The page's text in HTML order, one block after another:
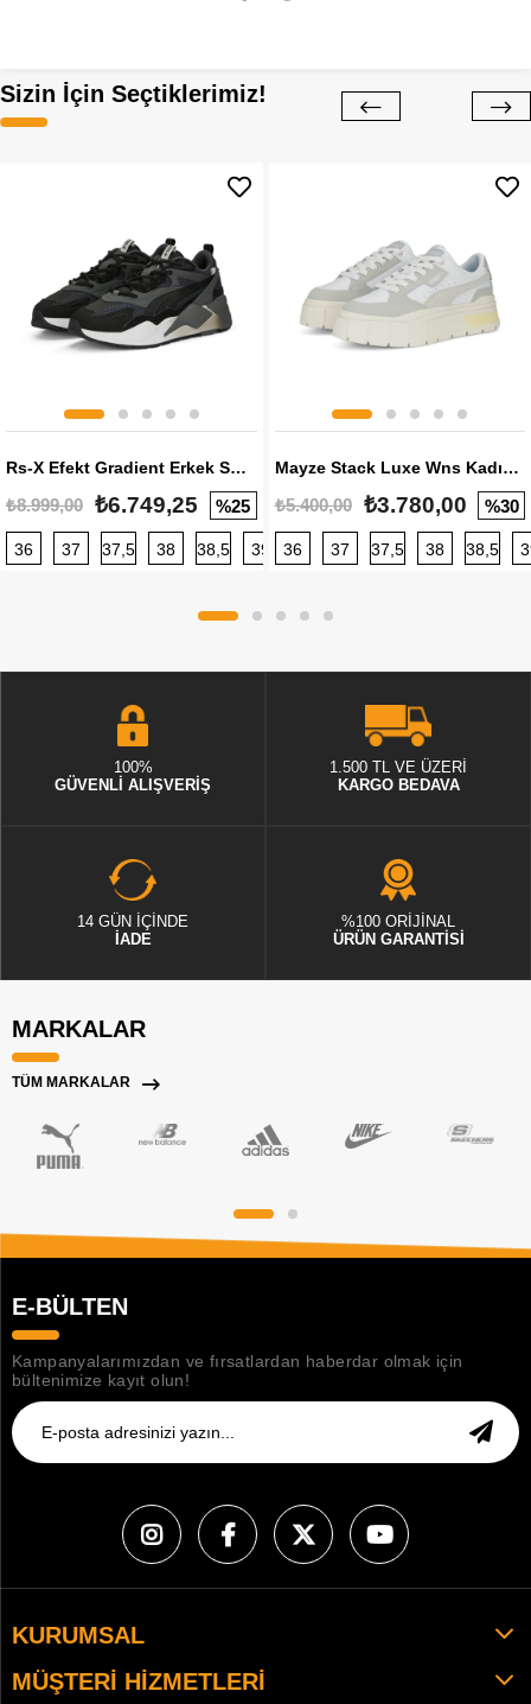
Sizin İçin Seçtiklerimiz!
Rs-X Efekt Gradient Erkek Sneaker
₺8.999,00 ₺6.749,25 %25
36 37 37,5 38 38,5 39 40 40,5 41 42 42,5
Mayze Stack Luxe Wns Kadın Sneaker
₺5.400,00 ₺3.780,00 %30
36 37 37,5 38 38,5
100%
GÜVENLİ ALIŞVERİŞ
1.500 TL VE ÜZERİ
KARGO BEDAVA
14 GÜN İÇİNDE
İADE
%100 ORİJİNAL
ÜRÜN GARANTİSİ
MARKALAR
TÜM MARKALAR
E-BÜLTEN
Kampanyalarımızdan ve fırsatlardan haberdar olmak için
bültenimize kayıt olun!
KURUMSAL
MÜŞTERI HIZMETLERI